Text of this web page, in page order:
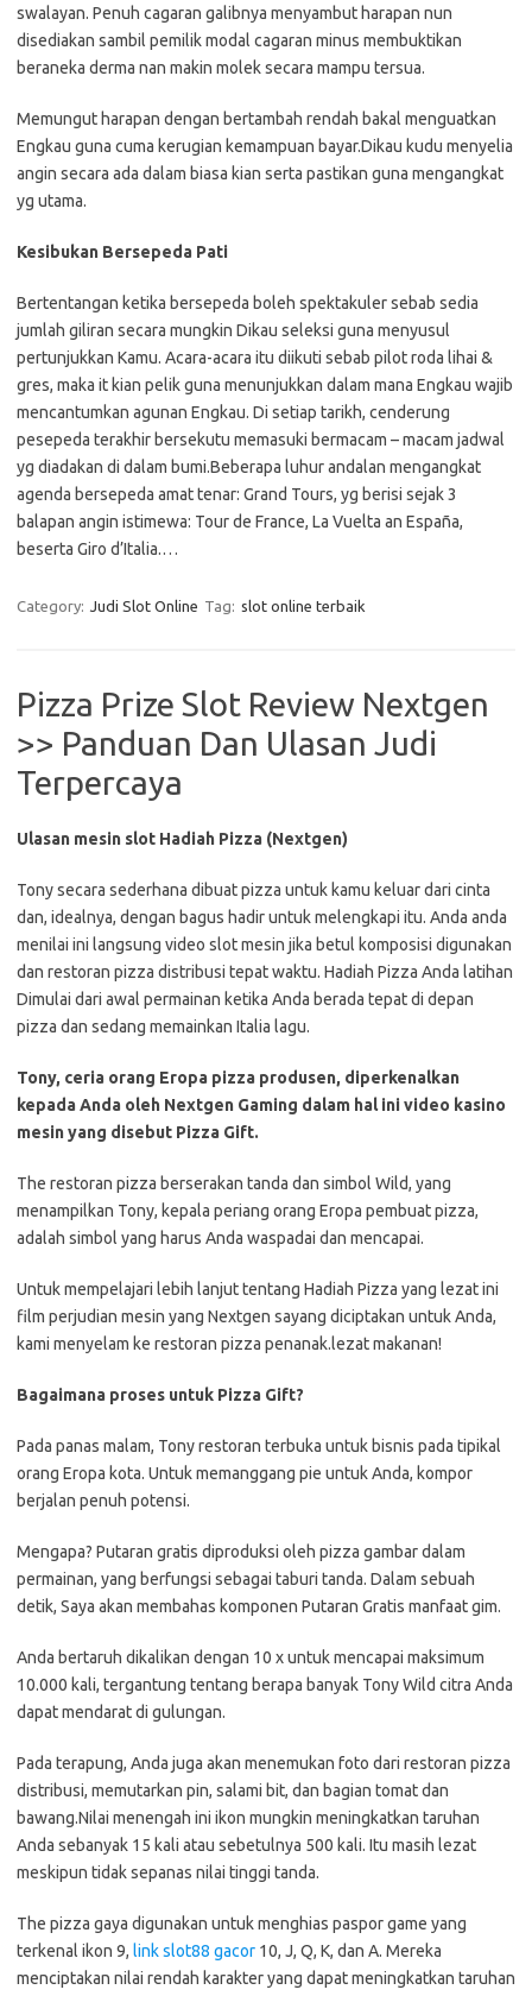
swalayan. Penuh cagaran galibnya menyambut harapan nun
disediakan sambil pemilik modal cagaran minus membuktikan
beraneka derma nan makin molek secara mampu tersua.
Memungut harapan dengan bertambah rendah bakal menguatkan
Engkau guna cuma kerugian kemampuan bayar.Dikau kudu menyelia
angin secara ada dalam biasa kian serta pastikan guna mengangkat
yg utama.
Kesibukan Bersepeda Pati
Bertentangan ketika bersepeda boleh spektakuler sebab sedia
jumlah giliran secara mungkin Dikau seleksi guna menyusul
pertunjukkan Kamu. Acara-acara itu diikuti sebab pilot roda lihai &
gres, maka it kian pelik guna menunjukkan dalam mana Engkau wajib
mencantumkan agunan Engkau. Di setiap tarikh, cenderung
pesepeda terakhir bersekutu memasuki bermacam – macam jadwal
yg diadakan di dalam bumi.Beberapa luhur andalan mengangkat
agenda bersepeda amat tenar: Grand Tours, yg berisi sejak 3
balapan angin istimewa: Tour de France, La Vuelta an España,
beserta Giro d’Italia.…
Category: Judi Slot Online Tag: slot online terbaik
Pizza Prize Slot Review Nextgen
>> Panduan Dan Ulasan Judi
Terpercaya
Ulasan mesin slot Hadiah Pizza (Nextgen)
Tony secara sederhana dibuat pizza untuk kamu keluar dari cinta
dan, idealnya, dengan bagus hadir untuk melengkapi itu. Anda anda
menilai ini langsung video slot mesin jika betul komposisi digunakan
dan restoran pizza distribusi tepat waktu. Hadiah Pizza Anda latihan
Dimulai dari awal permainan ketika Anda berada tepat di depan
pizza dan sedang memainkan Italia lagu.
Tony, ceria orang Eropa pizza produsen, diperkenalkan
kepada Anda oleh Nextgen Gaming dalam hal ini video kasino
mesin yang disebut Pizza Gift.
The restoran pizza berserakan tanda dan simbol Wild, yang
menampilkan Tony, kepala periang orang Eropa pembuat pizza,
adalah simbol yang harus Anda waspadai dan mencapai.
Untuk mempelajari lebih lanjut tentang Hadiah Pizza yang lezat ini
film perjudian mesin yang Nextgen sayang diciptakan untuk Anda,
kami menyelam ke restoran pizza penanak.lezat makanan!
Bagaimana proses untuk Pizza Gift?
Pada panas malam, Tony restoran terbuka untuk bisnis pada tipikal
orang Eropa kota. Untuk memanggang pie untuk Anda, kompor
berjalan penuh potensi.
Mengapa? Putaran gratis diproduksi oleh pizza gambar dalam
permainan, yang berfungsi sebagai taburi tanda. Dalam sebuah
detik, Saya akan membahas komponen Putaran Gratis manfaat gim.
Anda bertaruh dikalikan dengan 10 x untuk mencapai maksimum
10.000 kali, tergantung tentang berapa banyak Tony Wild citra Anda
dapat mendarat di gulungan.
Pada terapung, Anda juga akan menemukan foto dari restoran pizza
distribusi, memutarkan pin, salami bit, dan bagian tomat dan
bawang.Nilai menengah ini ikon mungkin meningkatkan taruhan
Anda sebanyak 15 kali atau sebetulnya 500 kali. Itu masih lezat
meskipun tidak sepanas nilai tinggi tanda.
The pizza gaya digunakan untuk menghias paspor game yang
terkenal ikon 9, link slot88 gacor 10, J, Q, K, dan A. Mereka
menciptakan nilai rendah karakter yang dapat meningkatkan taruhan